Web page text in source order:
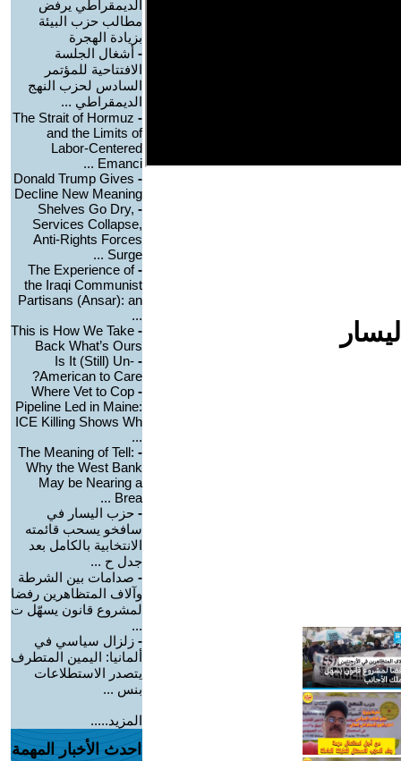
الديمقراطي يرفض
مطالب حزب البيئة
بزيادة الهجرة
- أشغال الجلسة
الافتتاحية للمؤتمر
السادس لحزب النهج
الديمقراطي ...
-
The Strait of Hormuz
and the Limits of
Labor-Centered
Emanci ...
-
Donald Trump Gives
Decline New Meaning
-
Shelves Go Dry,
Services Collapse,
Anti-Rights Forces
Surge ...
-
The Experience of
the Iraqi Communist
Partisans (Ansar): an
...
-
This is How We Take
Back What’s Ours
-
Is It (Still) Un-
American to Care?
-
Where Vet to Cop
Pipeline Led in Maine:
ICE Killing Shows Wh
...
-
The Meaning of Tell:
Why the West Bank
May be Nearing a
Brea ...
- حزب اليسار في
سافخو يسحب قائمته
الانتخابية بالكامل بعد
جدل ح ...
- صدامات بين الشرطة
وآلاف المتظاهرين رفضا
لمشروع قانون يسهّل ت
...
- زلزال سياسي في
ألمانيا: اليمين المتطرف
يتصدر الاستطلاعات
بنس ...
المزيد.....
احدث الأخبار المهمة